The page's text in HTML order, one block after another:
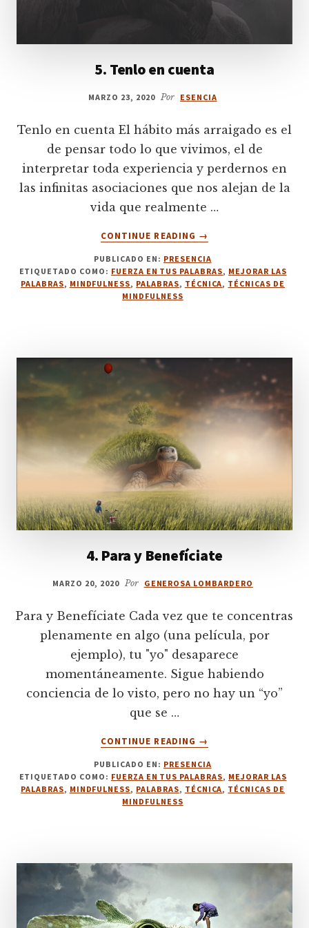
5. Tenlo en cuenta
MARZO 23, 2020 Por ESENCIA
Tenlo en cuenta El hábito más arraigado es el
de pensar todo lo que vivimos, el de
interpretar toda experiencia y perdernos en
las infinitas asociaciones que nos alejan de la
vida que realmente …
CONTINUE READING
ACERCA
5.
TENLO
→
PUBLICADO EN: PRESENCIA
ETIQUETADO COMO: FUERZA EN TUS PALABRAS, MEJORAR LAS
PALABRAS, MINDFULNESS, PALABRAS, TÉCNICA, TÉCNICAS DE
MINDFULNESS
4. Para y Benefíciate
MARZO 20, 2020 Por GENEROSA LOMBARDERO
Para y Benefíciate Cada vez que te concentras
plenamente en algo (una película, por
ejemplo), tu "yo" desaparece
momentáneamente. Sigue habiendo
conciencia de lo visto, pero no hay un “yo”
que se …
CONTINUE READING
ACERCA
4.
PARA
→
PUBLICADO EN: PRESENCIA
ETIQUETADO COMO: FUERZA EN TUS PALABRAS, MEJORAR LAS
PALABRAS, MINDFULNESS, PALABRAS, TÉCNICA, TÉCNICAS DE
MINDFULNESS